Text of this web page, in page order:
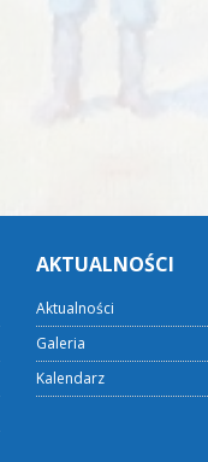
AKTUALNOŚCI
Aktualności
Galeria
Kalendarz